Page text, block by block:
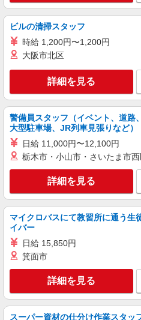
ライフ北赤
キープ
生活協同組合コープみらい コープ
野菜・果物の
時給1295円
る ※加給含む 時給1295円〜 ※9時迄 時給＋
100円 ※16時（
東京都北区田
キープ
生活協同組合コープみらい コープ
レジ業務
時給1295円
降 時給＋50円
キープ
アルバイト
生活協同組合コープみらい コープ
ビルの清掃スタッフ
時給 1,200円〜1,200円
大阪市北区
詳細を見る
警備員スタッフ（イベント、道路
大型駐車場、JR列車見張りなど）
日給 11,000円〜12,100円
栃木市・小山市・さいたま市
詳細を見る
マイクロバスにて教習所に通う生
イバー
日給 15,850円
箕面市
詳細を見る
スーパー資材の仕分け作業スタッ